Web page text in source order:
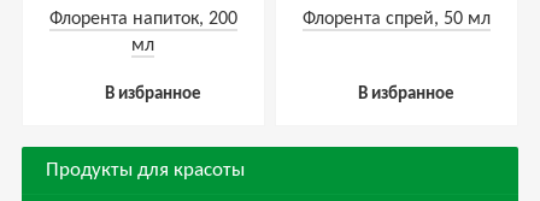
Флорента напиток, 200
мл
В избранное
Флорента спрей, 50 мл
В избранное
Продукты для красоты